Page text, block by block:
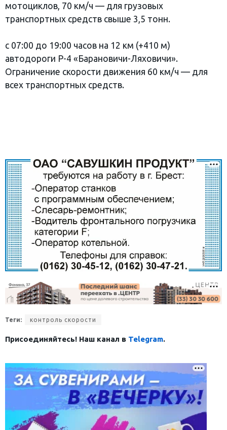
мотоциклов, 70 км/ч — для грузовых
транспортных средств свыше 3,5 тонн.
с 07:00 до 19:00 часов на 12 км (+410 м)
автодороги Р-4 «Барановичи-Ляховичи».
Ограничение скорости движения 60 км/ч — для
всех транспортных средств.
Теги: контроль скорости
Присоединяйтесь! Наш канал в Telegram.